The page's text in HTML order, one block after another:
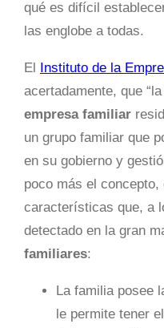
qué es difícil
las englobe a todas.
El Instituto de la
acertadamente, que
empresa familiar
un grupo familiar que
en su gobierno y
poco más el concepto,
características que, a
detectado en la gran
familiares:
La familia posee
le permite tener